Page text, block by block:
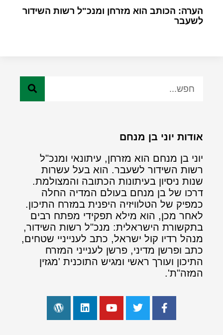
הערה: הכותב הוא מזרחן ומנכ"ל רשות השידור
לשעבר
אודות יוני בן מנחם
יוני בן מנחם הוא מזרחן, עיתונאי ומנכ"ל
רשות השידור לשעבר. הוא בעל עשרות
שנות ניסיון בעיתונות הכתובה והמצולמת.
דרכו של בן מנחם בעולם המדיה החלה
כמפיק של הטלוויזיה היפנית במזרח התיכון.
לאחר מכן, הוא מילא תפקידי מפתח רבים
בתקשורת הישראלית: מנכ"ל רשות השידור,
מנהל רדיו קול ישראל, כתב לענייניי שטחים,
כתב ופרשן מדיני, פרשן לענייני המזרח
התיכון ועורך ראשי ומגיש התוכנית 'מגזין
המזה"ת'.